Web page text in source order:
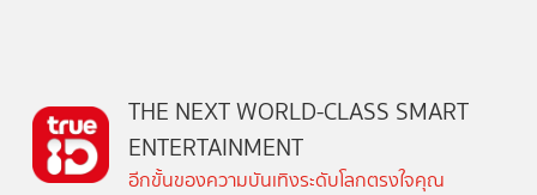
THE NEXT WORLD-CLASS SMART
ENTERTAINMENT
อีกขั้นของความบันเทิงระดับโลกตรงใจคุณ